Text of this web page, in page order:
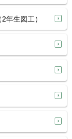
生図工）